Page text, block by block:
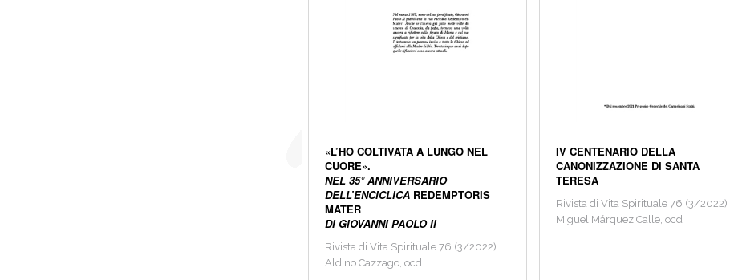
«L’HO COLTIVATA A LUNGO NEL
CUORE».
NEL 35° ANNIVERSARIO
DELL’ENCICLICA REDEMPTORIS
MATER
DI GIOVANNI PAOLO II
Rivista di Vita Spirituale 76 (3/2022)
Aldino Cazzago, ocd
IV CENTENARIO DELLA
CANONIZZAZIONE DI SANTA
TERESA
Rivista di Vita Spirituale 76 (3/2022)
Miguel Márquez Calle, ocd